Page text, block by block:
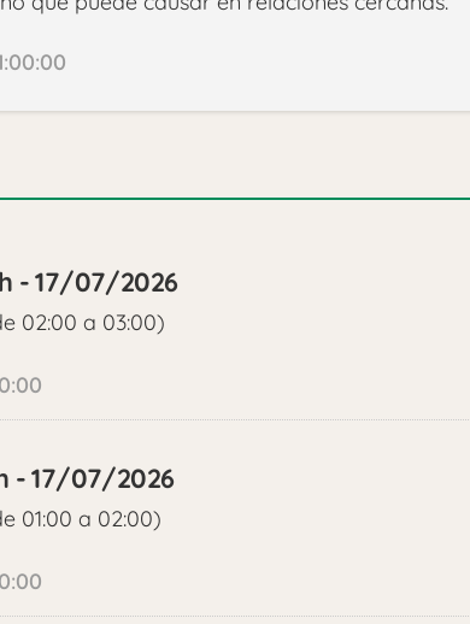
- 17/07/2026
02:00 a 03:00)
- 17/07/2026
01:00 a 02:00)